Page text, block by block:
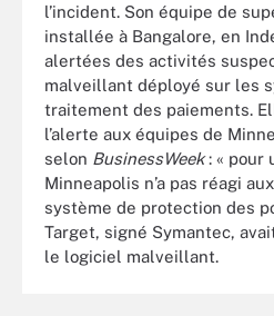
l’incident. Son équipe de
installée à Bangalore, en
alertées des activités
malveillant déployé sur les
traitement des paiements.
l’alerte aux équipes de
selon BusinessWeek: « pour
Minneapolis n’a pas réagi
système de protection des
Target, signé Symantec,
le logiciel malveillant.